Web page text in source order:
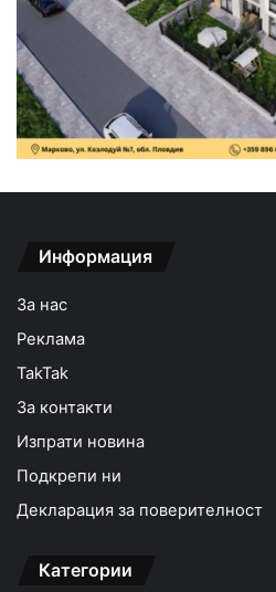
Информация
За нас
Реклама
TakTak
За контакти
Изпрати новина
Подкрепи ни
Декларация за поверителност
Категории